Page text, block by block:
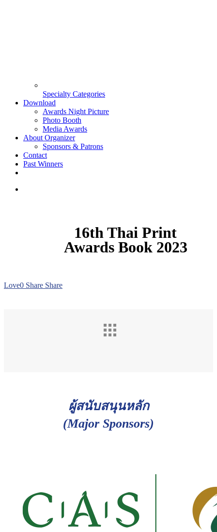
Specialty Categories
Download
Awards Night Picture
Photo Booth
Media Awards
About Organizer
Sponsors & Patrons
Contact
Past Winners
16th Thai Print
Awards Book 2023
Love0 Share Share
ผู้สนับสนุนหลัก
(Major Sponsors)